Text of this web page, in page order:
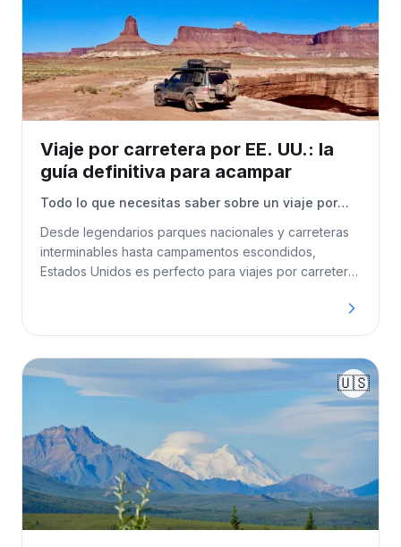
Viaje por carretera por EE. UU.: la
guía definitiva para acampar
Todo lo que necesitas saber sobre un viaje por
Desde legendarios parques nacionales y carreteras
interminables hasta campamentos escondidos,
Estados Unidos es perfecto para viajes por carretera.
🇺🇸